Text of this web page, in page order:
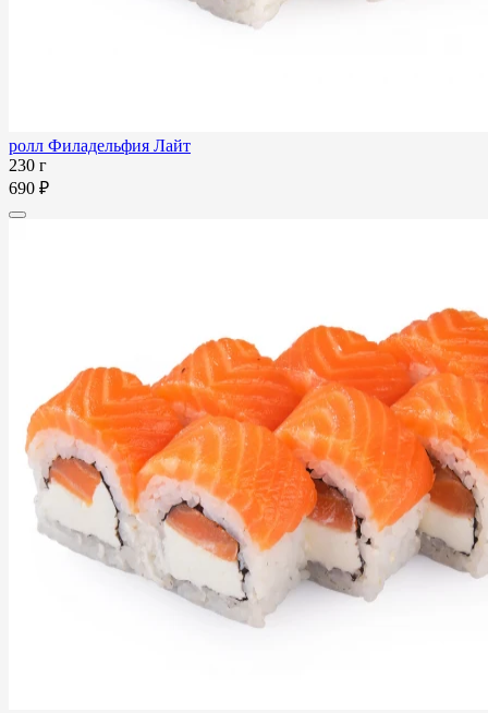
ролл Филадельфия Лайт
230 г
690 ₽